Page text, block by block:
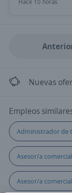
Hace 10 horas
Nuevas
Empleos
Administrador de
Asesor/a
Asesor/a comercial